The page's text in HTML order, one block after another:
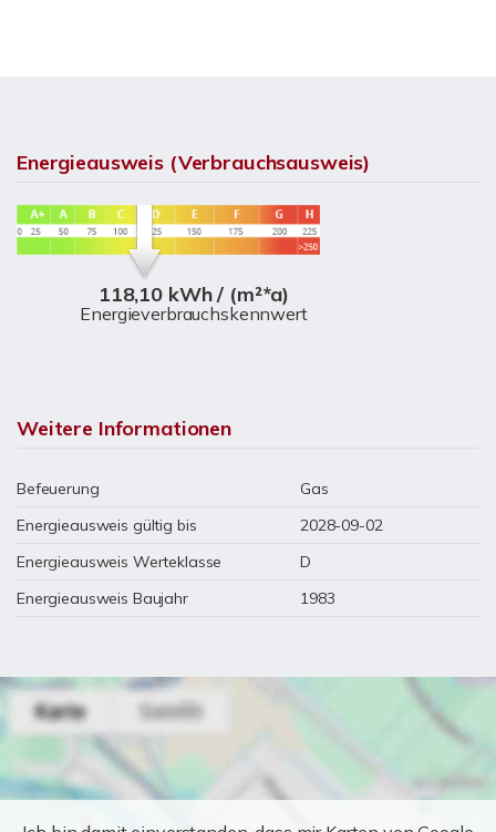
Energieausweis (Verbrauchsausweis)
118,10 kWh / (m²*a)
Energieverbrauchskennwert
Weitere Informationen
Befeuerung
Gas
Energieausweis gültig bis
2028-09-02
Energieausweis Werteklasse
D
Energieausweis Baujahr
1983